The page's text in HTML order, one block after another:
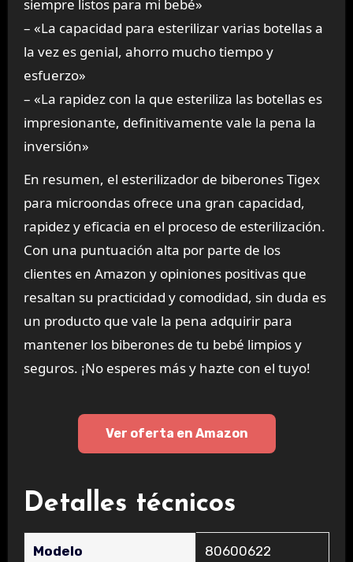
siempre listos para mi bebé»
– «La capacidad para esterilizar varias botellas a
la vez es genial, ahorro mucho tiempo y
esfuerzo»
– «La rapidez con la que esteriliza las botellas es
impresionante, definitivamente vale la pena la
inversión»
En resumen, el esterilizador de biberones Tigex
para microondas ofrece una gran capacidad,
rapidez y eficacia en el proceso de esterilización.
Con una puntuación alta por parte de los
clientes en Amazon y opiniones positivas que
resaltan su practicidad y comodidad, sin duda es
un producto que vale la pena adquirir para
mantener los biberones de tu bebé limpios y
seguros. ¡No esperes más y hazte con el tuyo!
Ver oferta en Amazon
Detalles técnicos
Modelo ‎80600622